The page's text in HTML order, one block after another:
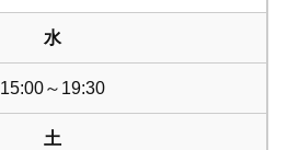
水
15:00～19:30
土